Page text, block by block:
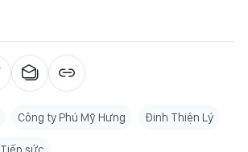
Công ty Phú Mỹ Hưng Đinh Thiện Lý